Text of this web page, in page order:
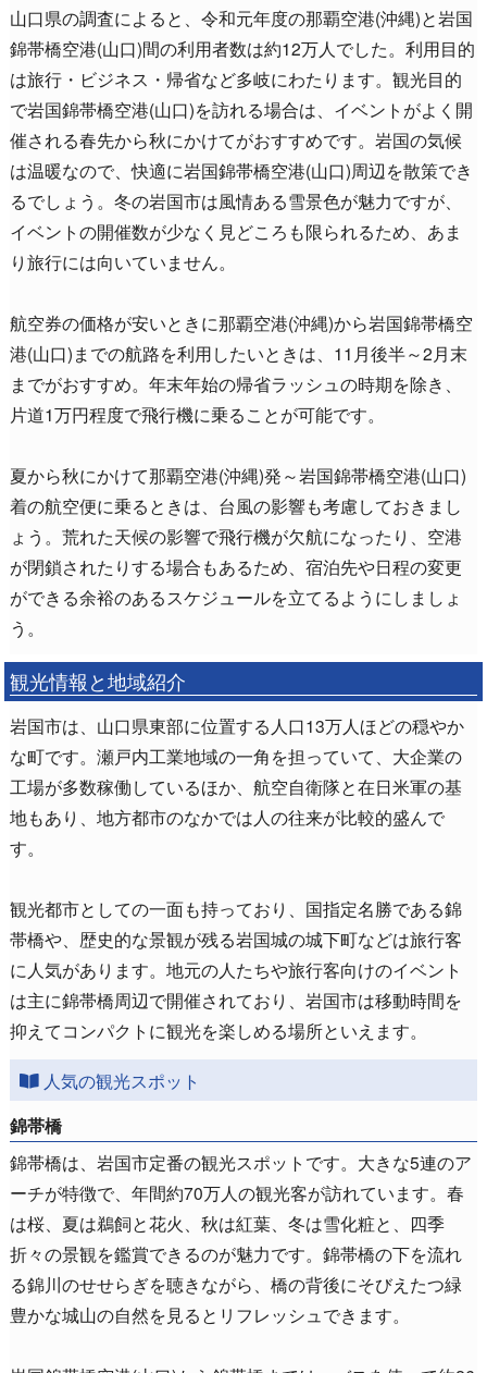
山口県の調査によると、令和元年度の那覇空港(沖縄)と岩国
錦帯橋空港(山口)間の利用者数は約12万人でした。利用目的
は旅行・ビジネス・帰省など多岐にわたります。観光目的
で岩国錦帯橋空港(山口)を訪れる場合は、イベントがよく開
催される春先から秋にかけてがおすすめです。岩国の気候
は温暖なので、快適に岩国錦帯橋空港(山口)周辺を散策でき
るでしょう。冬の岩国市は風情ある雪景色が魅力ですが、
イベントの開催数が少なく見どころも限られるため、あま
り旅行には向いていません。
航空券の価格が安いときに那覇空港(沖縄)から岩国錦帯橋空
港(山口)までの航路を利用したいときは、11月後半～2月末
までがおすすめ。年末年始の帰省ラッシュの時期を除き、
片道1万円程度で飛行機に乗ることが可能です。
夏から秋にかけて那覇空港(沖縄)発～岩国錦帯橋空港(山口)
着の航空便に乗るときは、台風の影響も考慮しておきまし
ょう。荒れた天候の影響で飛行機が欠航になったり、空港
が閉鎖されたりする場合もあるため、宿泊先や日程の変更
ができる余裕のあるスケジュールを立てるようにしましょ
う。
観光情報と地域紹介
岩国市は、山口県東部に位置する人口13万人ほどの穏やか
な町です。瀬戸内工業地域の一角を担っていて、大企業の
工場が多数稼働しているほか、航空自衛隊と在日米軍の基
地もあり、地方都市のなかでは人の往来が比較的盛んで
す。
観光都市としての一面も持っており、国指定名勝である錦
帯橋や、歴史的な景観が残る岩国城の城下町などは旅行客
に人気があります。地元の人たちや旅行客向けのイベント
は主に錦帯橋周辺で開催されており、岩国市は移動時間を
抑えてコンパクトに観光を楽しめる場所といえます。
人気の観光スポット
錦帯橋
錦帯橋は、岩国市定番の観光スポットです。大きな5連のア
ーチが特徴で、年間約70万人の観光客が訪れています。春
は桜、夏は鵜飼と花火、秋は紅葉、冬は雪化粧と、四季
折々の景観を鑑賞できるのが魅力です。錦帯橋の下を流れ
る錦川のせせらぎを聴きながら、橋の背後にそびえたつ緑
豊かな城山の自然を見るとリフレッシュできます。